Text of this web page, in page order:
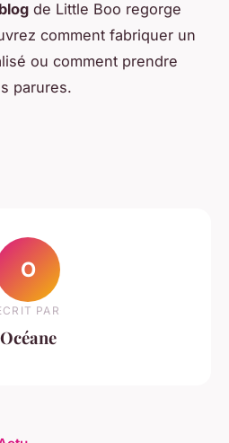
de Little Boo regorge
comment fabriquer un
ou comment prendre
parures.
O
PAR
Océane